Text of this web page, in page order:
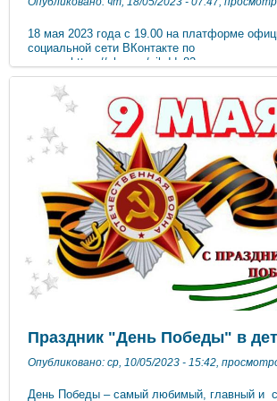
18 мая 2023 года с 19.00 на платформе
социальной сети ВКонтакте по
ссылке https://vk.com/gibdd_82_news
тематическое родительское собрание,
сотрудниками Госавтоинспекции Крыма. Для
участия в прямой трансляции необходимо
официальную группу Госавтоинспекции.
что на канале «Госавтоинспекция МВД
RUTUBEпо
ссылке https://rutube.ru/channel/13806034/
доступна для просмотра запись онлайн
организованной Госавтоинспекцией МВД
федеральном уровне.
Праздник "День Победы" в
Опубликовано: ср, 10/05/2023 - 15:42,
День Победы – самый любимый, главный и